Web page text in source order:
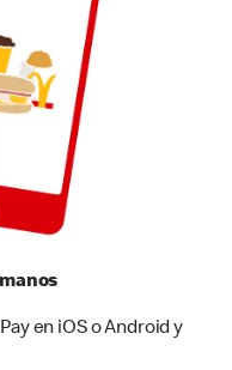
en iOS o Android y